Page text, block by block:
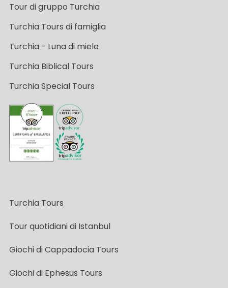
Tour di gruppo Turchia
Turchia Tours di famiglia
Turchia - Luna di miele
Turchia Biblical Tours
Turchia Special Tours
Turchia Tours
Tour quotidiani di Istanbul
Giochi di Cappadocia Tours
Giochi di Ephesus Tours